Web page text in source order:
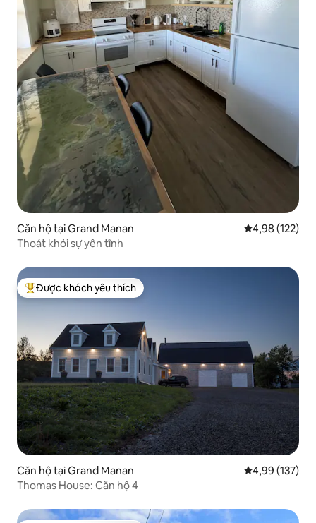
Căn hộ tại Grand Manan Xếp hạng
4,98 (122)
Thoát khỏi sự yên tĩnh
Được khách yêu thích nhất
Được khách yêu thích
Căn hộ tại Grand Manan Xếp hạng
4,99 (137)
Thomas House: Căn hộ 4